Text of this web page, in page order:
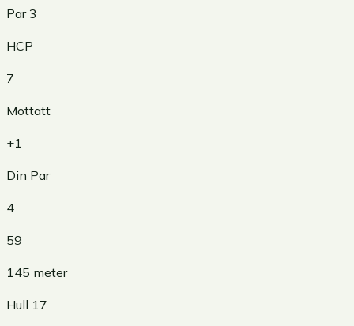
Par3
HCP
7
Mottatt
+1
Din Par
4
59
145 meter
Hull 17